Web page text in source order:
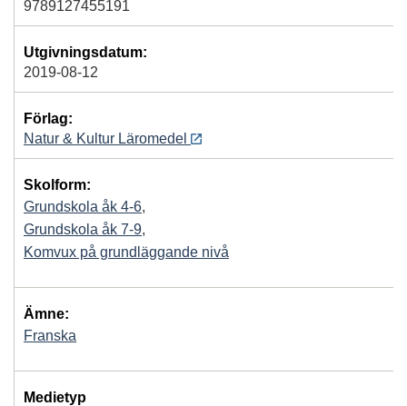
9789127455191
Utgivningsdatum:
2019-08-12
Förlag:
Natur & Kultur Läromedel
Skolform:
Grundskola åk 4-6,
Grundskola åk 7-9,
Komvux på grundläggande nivå
Ämne:
Franska
Medietyp